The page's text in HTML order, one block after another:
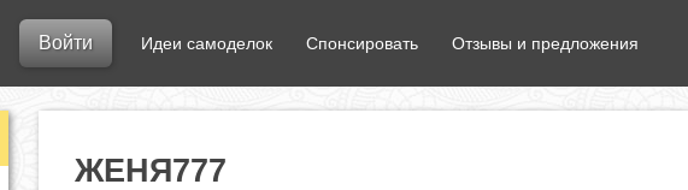
Войти Идеи самоделок Спонсировать Отзывы и предложения
ЖЕНЯ777